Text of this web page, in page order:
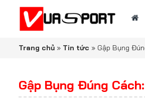
Trang chủ » Tin tức » Gập Bụng
Gập Bụng Đúng